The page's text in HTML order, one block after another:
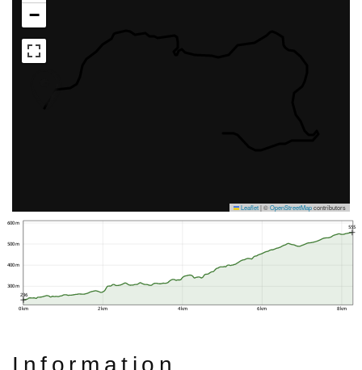
−
Leaflet|©OpenStreetMapcontributors
0 km 2 km 4 km 6 km 8 km
300 m
400 m
500 m
600 m
236
555
Information